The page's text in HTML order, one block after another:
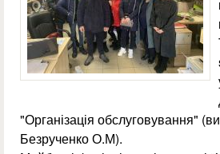
"Організація обслуговування"
Безрученко О.М).